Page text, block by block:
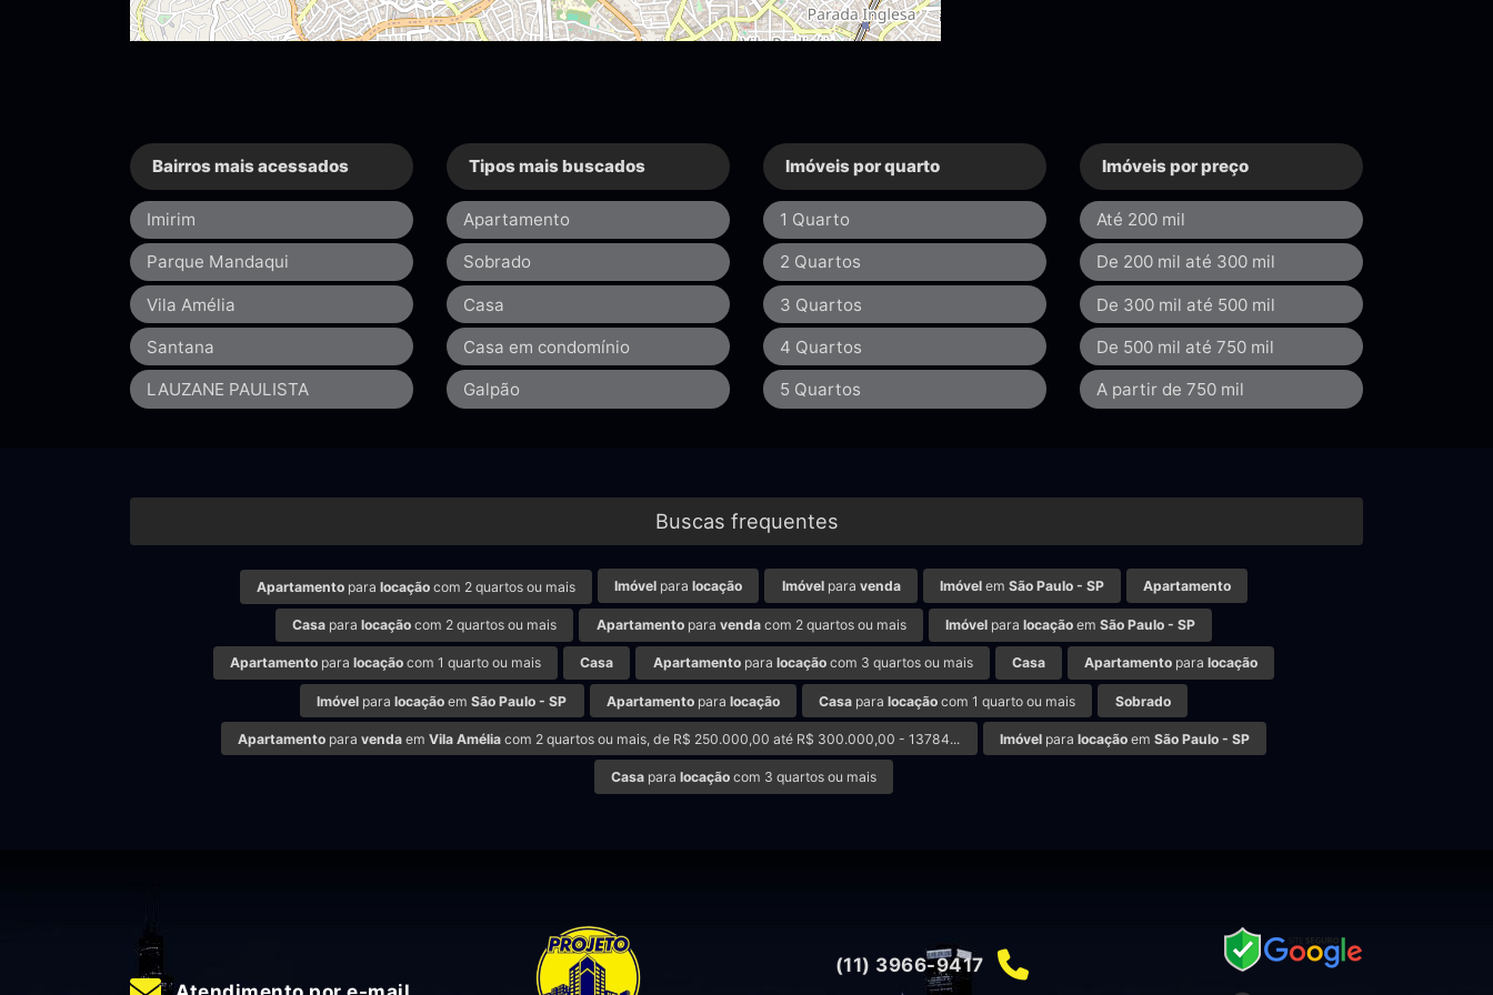
Bairros mais acessados
Imirim
Parque Mandaqui
Vila Amélia
Santana
LAUZANE PAULISTA
Tipos mais buscados
Apartamento
Sobrado
Casa
Casa em condomínio
Galpão
Imóveis por quarto
1 Quarto
2 Quartos
3 Quartos
4 Quartos
5 Quartos
Imóveis por preço
Até 200 mil
De 200 mil até 300 mil
De 300 mil até 500 mil
De 500 mil até 750 mil
A partir de 750 mil
Buscas frequentes
Apartamentopara locaçãocom 2 quartos ou mais Imóvel paralocação Imóvelpara venda Imóvelem São Paulo - SP Apartamento
Casa paralocação com 2 quartos ou mais Apartamentopara vendacom 2 quartos ou mais Imóvelpara locaçãoem São Paulo - SP
Apartamentopara locaçãocom 1 quarto ou mais Casa Apartamentopara locaçãocom 3 quartos ou mais Casa Apartamento paralocação
Imóvel paralocação emSão Paulo - SP Apartamentopara locação Casa paralocação com 1 quarto ou mais Sobrado
Apartamento paravenda emVila Amélia com 2 quartos ou mais, de R$ 250.000,00 até R$ 300.000,00 - 13784... Imóvelpara locaçãoem São Paulo - SP
Casa para locação com 3 quartos ou mais
(11) 3966-9417